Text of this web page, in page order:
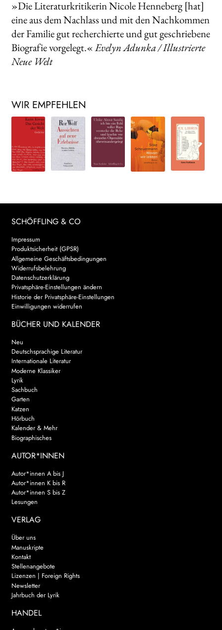
»Die Literaturkritikerin Nicole Henneberg [hat]
eine aus dem Nachlass und mit den Nachkommen
der Familie gut recherchierte und gut geschriebene
Biografie vorgelegt.«Evelyn Adunka / Illustrierte
Neue Welt
WIR EMPFEHLEN
SCHÖFFLING & CO
Impressum
Produktsicherheit (GPSR)
Allgemeine Geschäftsbedingungen
Widerrufsbelehrung
Datenschutzerklärung
Privatsphäre-Einstellungen ändern
Historie der Privatsphäre-Einstellungen
Einwilligungen widerrufen
BÜCHER UND KALENDER
Neu
Deutschsprachige Literatur
Internationale Literatur
Moderne Klassiker
Lyrik
Sachbuch
Garten
Katzen
Hörbuch
Kalender & Mehr
Biographisches
AUTOR*INNEN
Autor*innen A bis J
Autor*innen K bis R
Autor*innen S bis Z
Lesungen
VERLAG
Über uns
Manuskripte
Kontakt
Stellenangebote
Lizenzen | Foreign Rights
Newsletter
Jahrbuch der Lyrik
HANDEL